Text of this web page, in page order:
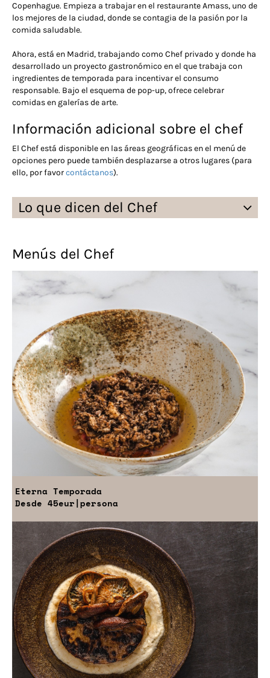
Copenhague. Empieza a trabajar en el restaurante Amass, uno de
los mejores de la ciudad, donde se contagia de la pasión por la
comida saludable.
Ahora, está en Madrid, trabajando como Chef privado y donde ha
desarrollado un proyecto gastronómico en el que trabaja con
ingredientes de temporada para incentivar el consumo
responsable. Bajo el esquema de pop-up, ofrece celebrar
comidas en galerías de arte.
Información adicional sobre el chef
El Chef está disponible en las áreas geográficas en el menú de
opciones pero puede también desplazarse a otros lugares (para
ello, por favorcontáctanos).
Lo que dicen del Chef
Menús del Chef
Eterna Temporada
Desde 45eur|persona